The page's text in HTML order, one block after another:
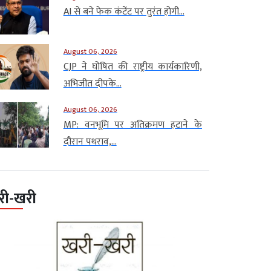
AI से बने फेक कंटेंट पर तुरंत होगी...
August 06, 2026
CJP ने घोषित की राष्ट्रीय कार्यकारिणी,
अभिजीत दीपके...
August 06, 2026
MP: वनभूमि पर अतिक्रमण हटाने के
दौरान पथराव,...
खरी